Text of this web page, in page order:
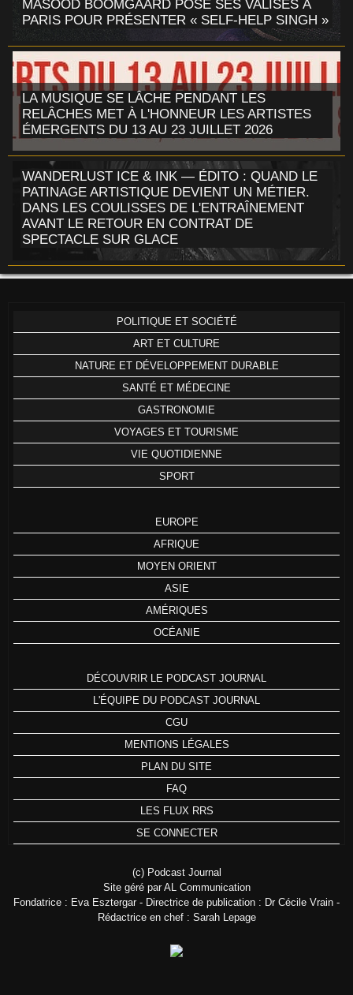
MASOOD BOOMGAARD POSE SES VALISES À
PARIS POUR PRÉSENTER « SELF-HELP SINGH »
LA MUSIQUE SE LÂCHE PENDANT LES
RELÂCHES MET À L'HONNEUR LES ARTISTES
ÉMERGENTS DU 13 AU 23 JUILLET 2026
WANDERLUST ICE & INK — ÉDITO : QUAND LE
PATINAGE ARTISTIQUE DEVIENT UN MÉTIER.
DANS LES COULISSES DE L'ENTRAÎNEMENT
AVANT LE RETOUR EN CONTRAT DE
SPECTACLE SUR GLACE
POLITIQUE ET SOCIÉTÉ
ART ET CULTURE
NATURE ET DÉVELOPPEMENT DURABLE
SANTÉ ET MÉDECINE
GASTRONOMIE
VOYAGES ET TOURISME
VIE QUOTIDIENNE
SPORT
EUROPE
AFRIQUE
MOYEN ORIENT
ASIE
AMÉRIQUES
OCÉANIE
DÉCOUVRIR LE PODCAST JOURNAL
L'ÉQUIPE DU PODCAST JOURNAL
CGU
MENTIONS LÉGALES
PLAN DU SITE
FAQ
LES FLUX RRS
SE CONNECTER
(c) Podcast Journal
Site géré par AL Communication
Fondatrice : Eva Esztergar - Directrice de publication : Dr Cécile Vrain -
Rédactrice en chef : Sarah Lepage